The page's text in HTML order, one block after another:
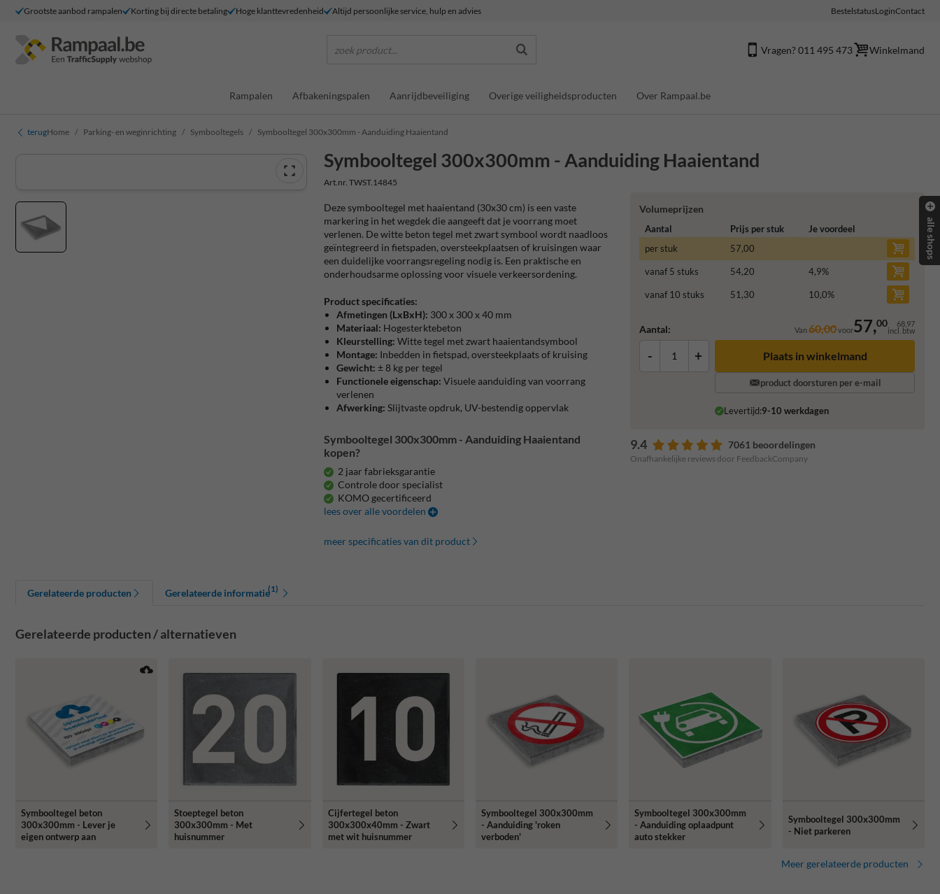
Grootste aanbod rampalen Korting bij directe betaling Hoge klanttevredenheid Altijd persoonlijke service, hulp en advies BestelstatusLoginContact
zoek product... Vragen? 011 495 473 Winkelmand
Rampalen Afbakeningspalen Aanrijdbeveiliging Overige veiligheidsproducten Over Rampaal.be
terugHome Parking- en weginrichting Symbooltegels Symbooltegel 300x300mm - Aanduiding Haaientand
Symbooltegel 300x300mm - Aanduiding Haaientand
Art.nr. TWST.14845
Volumeprijzen
Aantal Prijs per stuk
Je voordeel
per stuk
57,00
vanaf 5 stuks 54,20 4,9%
vanaf 10 stuks 51,30 10,0%
Aantal: Van60,00voor57,00 68,97
incl. btw
- + Plaats in winkelmand
product doorsturen per e-mail
Levertijd:9-10 werkdagen
9.4 7061 beoordelingen
Onafhankelijke reviews door FeedbackCompany
Deze symbooltegel met haaientand (30x30 cm) is een vaste
markering in het wegdek die aangeeft dat je voorrang moet
verlenen. De witte beton tegel met zwart symbool wordt naadloos
geïntegreerd in fietspaden, oversteekplaatsen of kruisingen waar
een duidelijke voorrangsregeling nodig is. Een praktische en
onderhoudsarme oplossing voor visuele verkeersordening.
Product specificaties:
Afmetingen (LxBxH): 300 x 300 x 40 mm
Materiaal: Hogesterktebeton
Kleurstelling: Witte tegel met zwart haaientandsymbool
Montage: Inbedden in fietspad, oversteekplaats of kruising
Gewicht: ± 8 kg per tegel
Functionele eigenschap: Visuele aanduiding van voorrang
verlenen
Afwerking: Slijtvaste opdruk, UV-bestendig oppervlak
Symbooltegel 300x300mm - Aanduiding Haaientand
kopen?
2 jaar fabrieksgarantie
Controle door specialist
KOMO gecertificeerd
lees over alle voordelen
meer specificaties van dit product
Gerelateerde producten Gerelateerde informatie(1)
Gerelateerde producten / alternatieven
Symbooltegel beton
300x300mm - Lever je
eigen ontwerp aan
Stoeptegel beton
300x300mm - Met
huisnummer
Cijfertegel beton
300x300x40mm - Zwart
met wit huisnummer
Symbooltegel 300x300mm
- Aanduiding 'roken
verboden'
Symbooltegel 300x300mm
- Aanduiding oplaadpunt
auto stekker
Symbooltegel 300x300mm
- Niet parkeren
Meer gerelateerde producten
alle shops